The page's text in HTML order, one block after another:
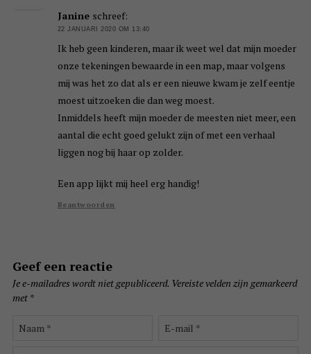
Janine schreef:
22 JANUARI 2020 OM 13:40
Ik heb geen kinderen, maar ik weet wel dat mijn moeder
onze tekeningen bewaarde in een map, maar volgens
mij was het zo dat als er een nieuwe kwam je zelf eentje
moest uitzoeken die dan weg moest.
Inmiddels heeft mijn moeder de meesten niet meer, een
aantal die echt goed gelukt zijn of met een verhaal
liggen nog bij haar op zolder.
Een app lijkt mij heel erg handig!
Beantwoorden
Geef een reactie
Je e-mailadres wordt niet gepubliceerd. Vereiste velden zijn gemarkeerd
met *
mail